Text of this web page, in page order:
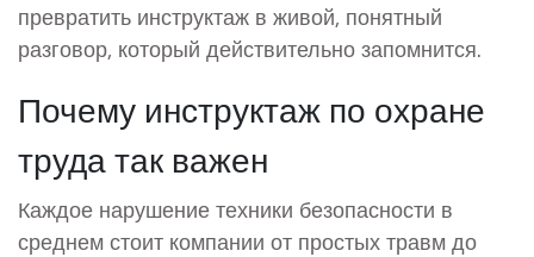
превратить инструктаж в живой, понятный
разговор, который действительно запомнится.
Почему инструктаж по охране
труда так важен
Каждое нарушение техники безопасности в
среднем стоит компании от простых травм до